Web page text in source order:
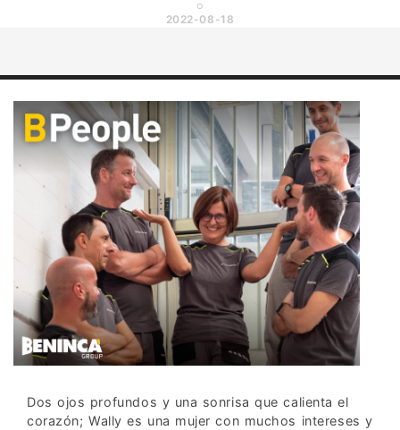
2022-08-18
Dos ojos profundos y una sonrisa que calienta el
corazón; Wally es una mujer con muchos intereses y